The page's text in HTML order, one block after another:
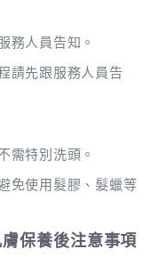
務人員告知。
請先跟服務人員告
需特別洗頭。
免使用髮膠、髮蠟等
保養後注意事項